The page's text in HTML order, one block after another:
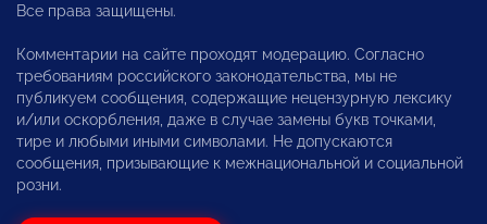
Все права защищены.
Комментарии на сайте проходят модерацию. Согласно
требованиям российского законодательства, мы не
публикуем сообщения, содержащие нецензурную лексику
и/или оскорбления, даже в случае замены букв точками,
тире и любыми иными символами. Не допускаются
сообщения, призывающие к межнациональной и социальной
розни.